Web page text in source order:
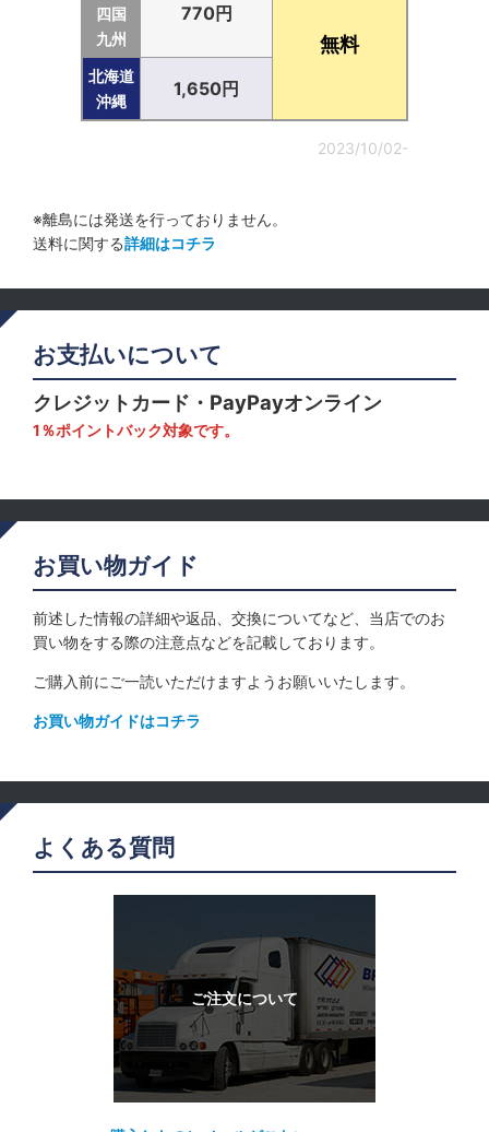
四国
九州
770円
無料
北海道
沖縄
1,650円
2023/10/02-
※離島には発送を行っておりません。
送料に関する詳細はコチラ
お支払いについて
クレジットカード・PayPayオンライン
1％ポイントバック対象です。
お買い物ガイド
前述した情報の詳細や返品、交換についてなど、当店でのお
買い物をする際の注意点などを記載しております。
ご購入前にご一読いただけますようお願いいたします。
お買い物ガイドはコチラ
よくある質問